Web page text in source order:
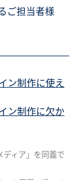
ご担当者様
ン制作に使え
ン制作に欠か
ィア」を同義で